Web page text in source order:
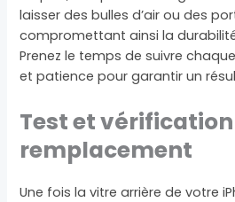
laisser des bulles d’air ou des
compromettant ainsi la
Prenez le temps de suivre
et patience pour garantir un
Test et
remplacement
Une fois la vitre arrière de votre